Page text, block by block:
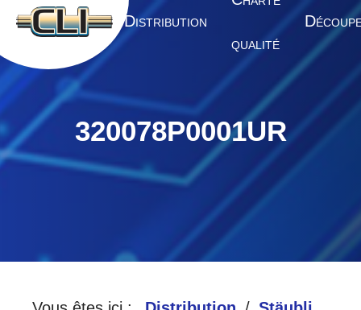
A CCUEIL DISTRIBUTION
QUALITÉ
D
320078P0001UR